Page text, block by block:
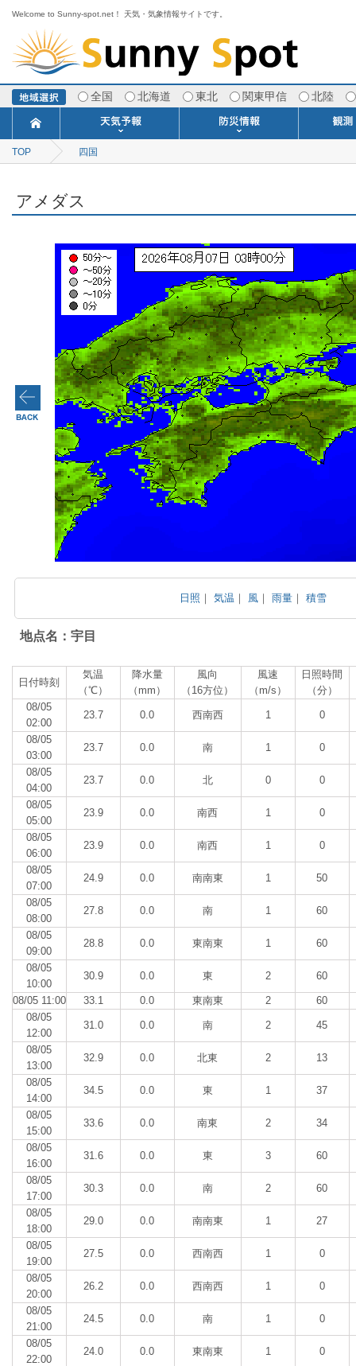
Welcome to Sunny-spot.net！ 天気・気象情報サイトです。
全国 北海道 東北 関東甲信 北陸
今日明日の天気
寒・暖候期予報
TOP 四国
アメダス
日照 ｜気温 ｜ 風 ｜雨量 ｜積雪
地点名：宇目
日付時刻
気温
（℃）
降水量
（mm）
風向
（16方位）
風速
（m/s）
日照時間
（分）
08/05
02:00
23.7 0.0 西南西 1 0
08/05
03:00
23.7 0.0 南 1 0
08/05
04:00
23.7 0.0 北 0 0
08/05
05:00
23.9 0.0 南西 1 0
08/05
06:00
23.9 0.0 南西 1 0
08/05
07:00
24.9 0.0 南南東 1 50
08/05
08:00
27.8 0.0 南 1 60
08/05
09:00
28.8 0.0 東南東 1 60
08/05
10:00
30.9 0.0 東 2 60
08/05 11:00 33.1 0.0 東南東 2
60
08/05
12:00
31.0 0.0 南 2 45
08/05
13:00
32.9 0.0 北東 2 13
08/05
14:00
34.5 0.0 東 1 37
08/05
15:00
33.6 0.0 南東 2 34
08/05
16:00
31.6 0.0 東 3 60
08/05
17:00
30.3 0.0 南 2 60
08/05
18:00
29.0 0.0 南南東 1 27
08/05
19:00
27.5 0.0 西南西 1 0
08/05
20:00
26.2 0.0 西南西 1 0
08/05
21:00
24.5 0.0 南 1 0
08/05
22:00
24.0 0.0 東南東 1 0